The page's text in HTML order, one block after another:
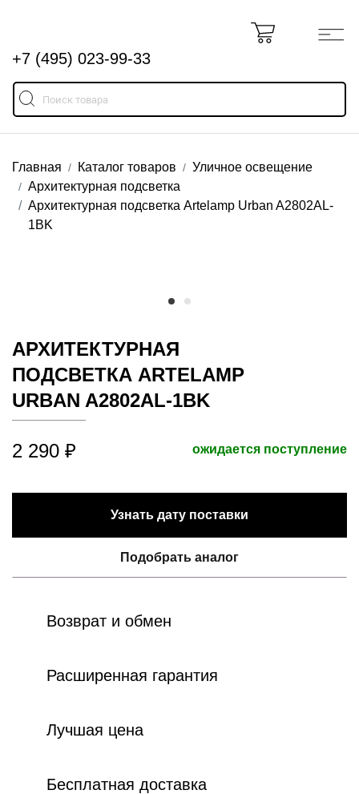
+7 (495) 023-99-33
Главная Каталог товаров
Уличное освещение
Архитектурная подсветка
Архитектурная подсветка Artelamp Urban A2802AL-
1BK
АРХИТЕКТУРНАЯ
ПОДСВЕТКА ARTELAMP
URBAN A2802AL-1BK
2 290 ₽ ожидается поступление
Узнать дату поставки
Подобрать аналог
Возврат и обмен
Расширенная гарантия
Лучшая цена
Бесплатная доставка